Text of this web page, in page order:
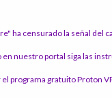
ha censurado la señal del
nuestro portal siga las
programa gratuito Proton